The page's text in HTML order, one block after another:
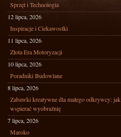
Sprzęt i Technologia
12 lipca, 2026
Inspiracje i Ciekawostki
11 lipca, 2026
Złota Era Motoryzacji
10 lipca, 2026
Poradniki Budowlane
8 lipca, 2026
Zabawki kreatywne dla małego odkrywcy: jak
wspierać wyobraźnię
7 lipca, 2026
Maroko